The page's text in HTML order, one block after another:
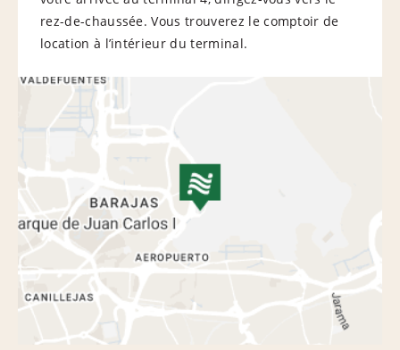
rez-de-chaussée. Vous trouverez le comptoir de
location à l’intérieur du terminal.